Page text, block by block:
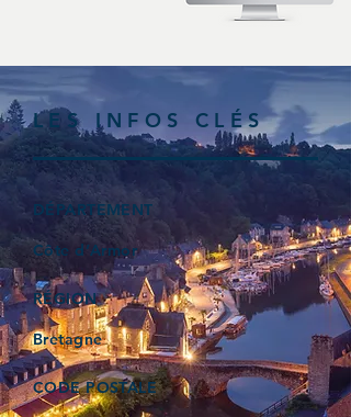
LES INFOS CLÉS
DÉPARTEMENT
Côte d’Armor
RÉGION
Bretagne
CODE POSTALE